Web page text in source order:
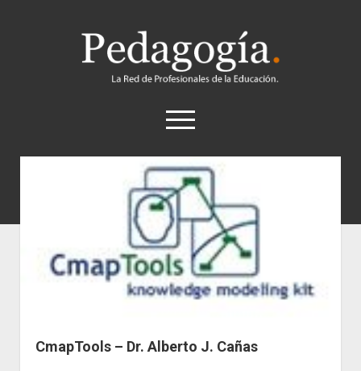
Pedagogía
abrir
el
twitter
Historia
Concepto
Entrevistas
Destacados
CmapTools – Dr. Alberto J. Cañas